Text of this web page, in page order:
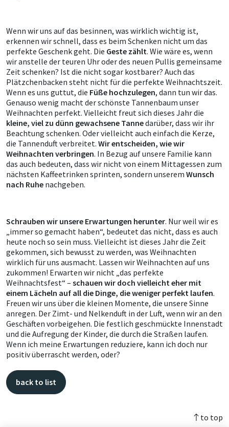
Wenn wir uns auf das besinnen, was wirklich wichtig ist,
erkennen wir schnell, dass es beim Schenken nicht um das
perfekte Geschenk geht. Die Geste zählt. Wie wäre es, wenn
wir anstelle der teuren Uhr oder des neuen Pullis gemeinsame
Zeit schenken? Ist die nicht sogar kostbarer? Auch das
Plätzchenbacken steht nicht für die perfekte Weihnachtszeit.
Wenn es uns guttut, die Füße hochzulegen, dann tun wir das.
Genauso wenig macht der schönste Tannenbaum unser
Weihnachten perfekt. Vielleicht freut sich dieses Jahr die
kleine, viel zu dünn gewachsene Tannedarüber, dass wir ihr
Beachtung schenken. Oder vielleicht auch einfach die Kerze,
die Tannenduft verbreitet. Wir entscheiden, wie wir
Weihnachten verbringen. In Bezug auf unsere Familie kann
das auch bedeuten, dass wir nicht von einem Mittagessen zum
nächsten Kaffeetrinken sprinten, sondern unserem Wunsch
nach Ruhe nachgeben.
Schrauben wir unsere Erwartungen herunter. Nur weil wir es
„immer so gemacht haben“, bedeutet das nicht, dass es auch
heute noch so sein muss. Vielleicht ist dieses Jahr die Zeit
gekommen, sich bewusst zu werden, was Weihnachten
wirklich für uns ausmacht. Lassen wir Weihnachten auf uns
zukommen! Erwarten wir nicht „das perfekte
Weihnachtsfest“ – schauen wir doch vielleicht eher mit
einem Lächeln auf all die Dinge, die weniger perfekt laufen.
Freuen wir uns über die kleinen Momente, die unsere Sinne
anregen. Der Zimt- und Nelkenduft in der Luft, wenn wir an den
Geschäften vorbeigehen. Die festlich geschmückte Innenstadt
und die Aufregung der Kinder, die durch die Straßen laufen.
Wenn ich meine Erwartungen reduziere, kann ich doch nur
positiv überrascht werden, oder?
back to list
to top